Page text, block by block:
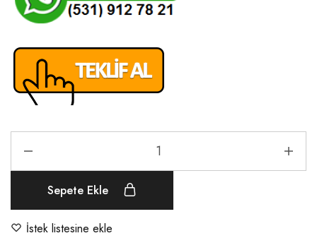
Sepete Ekle
İstek listesine ekle